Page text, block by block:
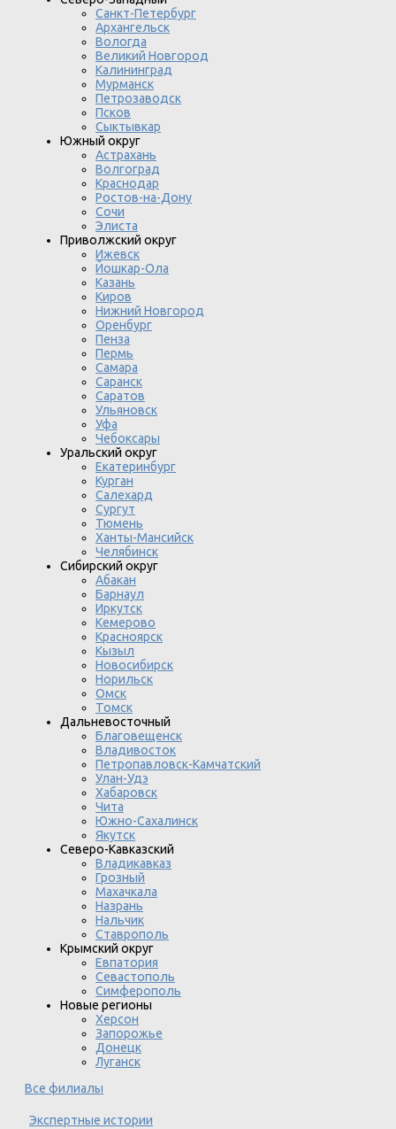
Санкт-Петербург
Архангельск
Вологда
Великий Новгород
Калининград
Мурманск
Петрозаводск
Псков
Сыктывкар
Южный округ
Астрахань
Волгоград
Краснодар
Ростов-на-Дону
Сочи
Элиста
Приволжский округ
Ижевск
Йошкар-Ола
Казань
Киров
Нижний Новгород
Оренбург
Пенза
Пермь
Самара
Саранск
Саратов
Ульяновск
Уфа
Чебоксары
Уральский округ
Екатеринбург
Курган
Салехард
Сургут
Тюмень
Ханты-Мансийск
Челябинск
Сибирский округ
Абакан
Барнаул
Иркутск
Кемерово
Красноярск
Кызыл
Новосибирск
Норильск
Омск
Томск
Дальневосточный
Благовещенск
Владивосток
Петропавловск-Камчатский
Улан-Удэ
Хабаровск
Чита
Южно-Сахалинск
Якутск
Северо-Кавказский
Владикавказ
Грозный
Махачкала
Назрань
Нальчик
Ставрополь
Крымский округ
Евпатория
Севастополь
Симферополь
Новые регионы
Херсон
Запорожье
Донецк
Луганск
Все филиалы
Экспертные истории